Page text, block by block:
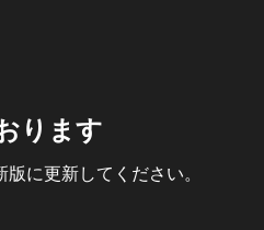
ります
に更新してください。